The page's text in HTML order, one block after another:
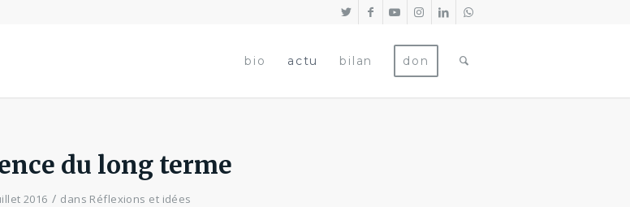
bio actu bilan don
du long terme
2016 / dans Réflexions et idées